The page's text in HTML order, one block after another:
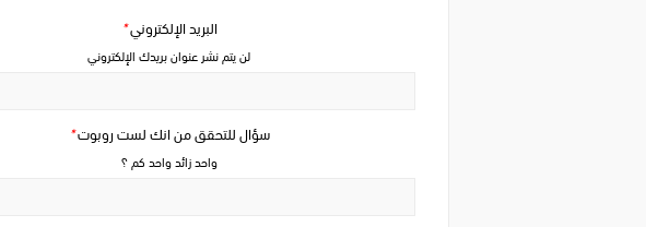
سؤال للتحقق من انك لست روبوت*
واحد زائد واحد كم ؟
البريد الإلكتروني*
لن يتم نشر عنوان بريدك الإلكتروني